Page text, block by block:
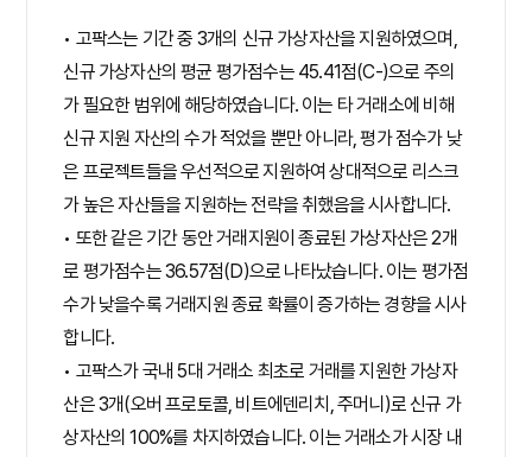
• 고팍스는 기간 중 3개의 신규 가상자산을 지원하였으며,
신규 가상자산의 평균 평가점수는 45.41점(C-)으로 주의
가 필요한 범위에 해당하였습니다. 이는 타 거래소에 비해
신규 지원 자산의 수가 적었을 뿐만 아니라, 평가 점수가 낮
은 프로젝트들을 우선적으로 지원하여 상대적으로 리스크
가 높은 자산들을 지원하는 전략을 취했음을 시사합니다.
• 또한 같은 기간 동안 거래지원이 종료된 가상자산은 2개
로 평가점수는 36.57점(D)으로 나타났습니다. 이는 평가점
수가 낮을수록 거래지원 종료 확률이 증가하는 경향을 시사
합니다.
• 고팍스가 국내 5대 거래소 최초로 거래를 지원한 가상자
산은 3개(오버 프로토콜, 비트에덴리치, 주머니)로 신규 가
상자산의 100%를 차지하였습니다. 이는 거래소가 시장 내